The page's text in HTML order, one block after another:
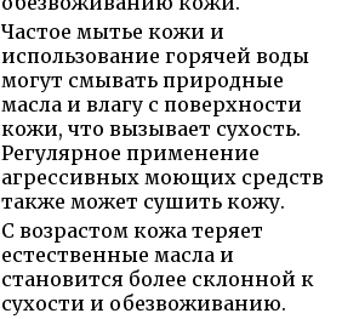
Частое мытье кожи и
использование горячей воды
могут смывать природные
масла и влагу с поверхности
кожи, что вызывает сухость.
Регулярное применение
агрессивных моющих средств
также может сушить кожу.
С возрастом кожа теряет
естественные масла и
становится более склонной к
сухости и обезвоживанию.